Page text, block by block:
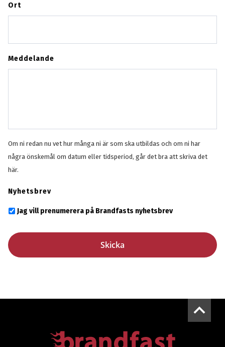
Ort
Meddelande
Om ni redan nu vet hur många ni är som ska utbildas och om ni har
några önskemål om datum eller tidsperiod, går det bra att skriva det
här.
Nyhetsbrev
Jag vill prenumerera på Brandfasts nyhetsbrev